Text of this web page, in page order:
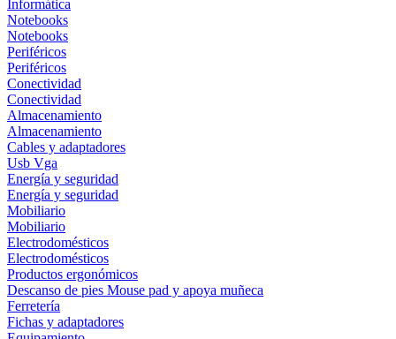
Informática
Notebooks
Notebooks
Periféricos
Periféricos
Conectividad
Conectividad
Almacenamiento
Almacenamiento
Cables y adaptadores
Usb Vga
Energía y seguridad
Energía y seguridad
Mobiliario
Mobiliario
Electrodomésticos
Electrodomésticos
Productos ergonómicos
Descanso de pies Mouse pad y apoya muñeca
Ferretería
Fichas y adaptadores